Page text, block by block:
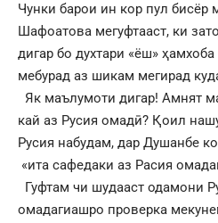
Чунки барои ин кор пул бисёр
Шафоатова мегуфтааст, ки
дигар бо духтари «ёш»
мебурад аз шикам мегирад
Як маълумоти дигар! Амнят
кай аз Русия омадӣ? Қоил
Русия набудам, дар Душанбе
«ита сафедаки аз Расия
Гуфтам чи шудааст одамони
омадагиашро проверка